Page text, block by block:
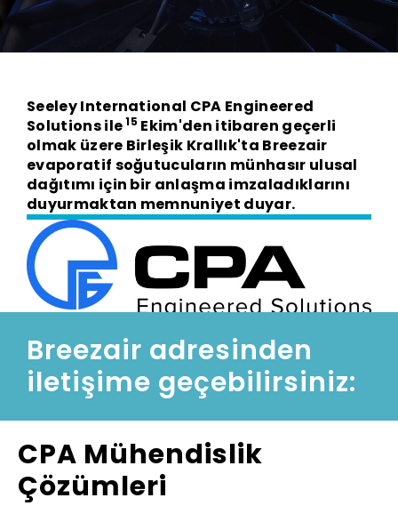
CPA Engineered solutions, Breezair ürünlerinin
İngiltere'deki yeni ulusal distribütörüdür
Seeley International CPA Engineered
Solutions ile15 Ekim'den itibaren geçerli
olmak üzere Birleşik Krallık'ta Breezair
evaporatif soğutucuların münhasır ulusal
dağıtımı için bir anlaşma imzaladıklarını
duyurmaktan memnuniyet duyar.
Breezair adresinden
iletişime geçebilirsiniz:
CPA Mühendislik
Çözümleri